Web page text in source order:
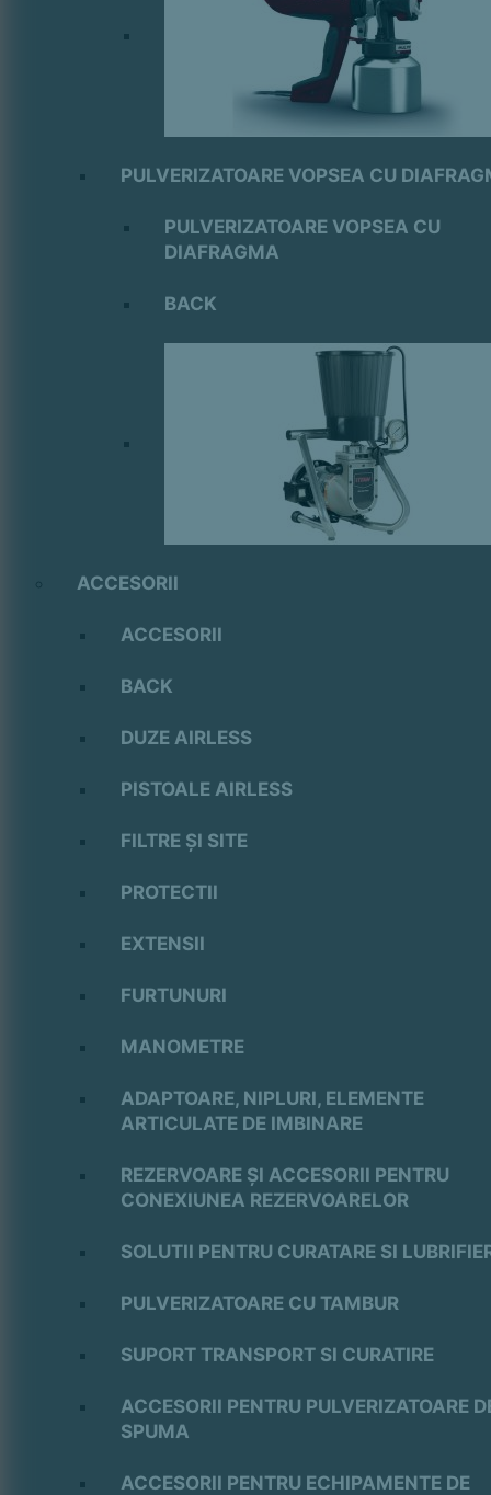
PULVERIZATOARE VOPSEA CU
PULVERIZATOARE VOPSEA CU
DIAFRAGMA
BACK
ACCESORII
ACCESORII
BACK
DUZE AIRLESS
PISTOALE AIRLESS
FILTRE ȘI SITE
PROTECTII
EXTENSII
FURTUNURI
MANOMETRE
ADAPTOARE, NIPLURI, ELEMENTE
ARTICULATE DE IMBINARE
REZERVOARE ȘI ACCESORII PENTRU
CONEXIUNEA REZERVOARELOR
SOLUTII PENTRU CURATARE SI
PULVERIZATOARE CU TAMBUR
SUPORT TRANSPORT SI CURATIRE
ACCESORII PENTRU PULVERIZATOARE
SPUMA
ACCESORII PENTRU ECHIPAMENTE DE